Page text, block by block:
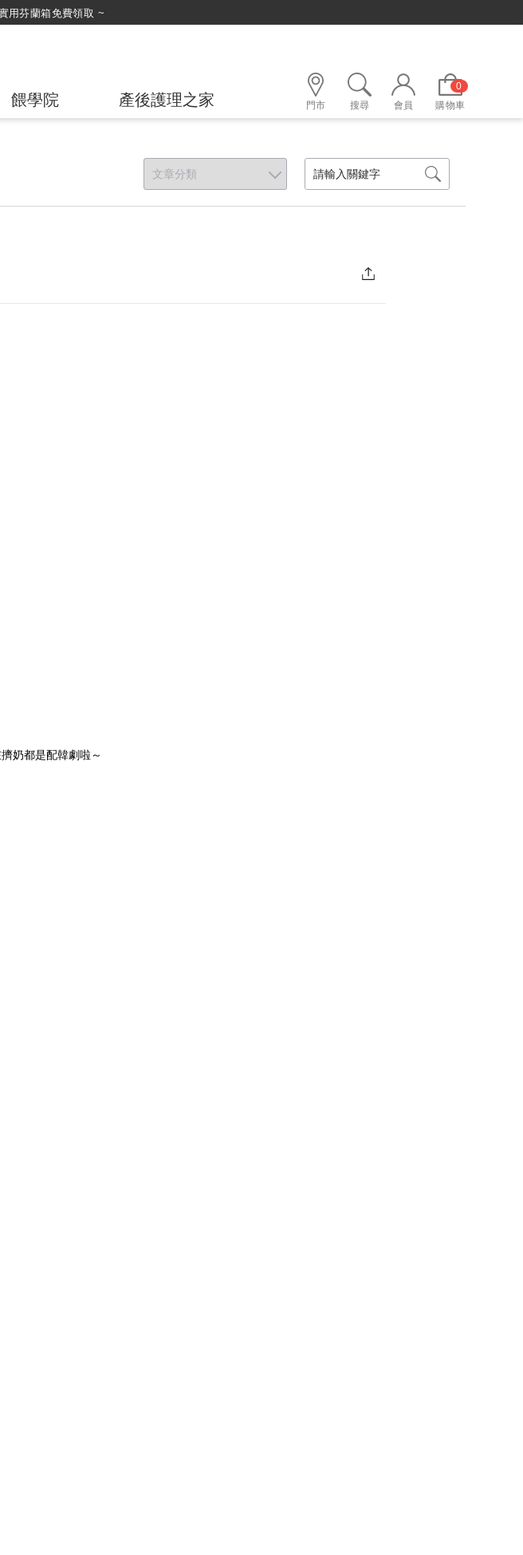
綁定LINE好友，500購物金立即折！
餵學院 產後護理之家 門市 搜尋 會員
0
購物車
奶都是配韓劇啦～